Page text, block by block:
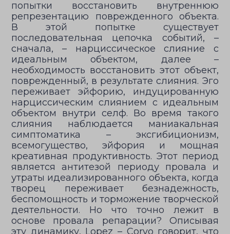
попытки восстановить внутреннюю
репрезентацию поврежденного объекта.
В этой попытке существует
последовательная цепочка событий, –
сначала, – нарциссическое слияние с
идеальным объектом, далее –
необходимость восстановить этот объект,
поврежденный, в результате слияния. Эго
переживает эйфорию, индуцированную
нарциссическим слиянием с идеальным
объектом внутри селф. Во время такого
слияния наблюдается маниакальная
симптоматика – эксгибиционизм,
всемогущество, эйфория и мощная
креативная продуктивность. Этот период
является антитезой периоду провала и
утраты идеализированного объекта, когда
творец переживает безнадежность,
беспомощность и торможение творческой
деятельности. Но что точно лежит в
основе провала репарации? Описывая
эту динамику, Lopez – Corvo говорит, что